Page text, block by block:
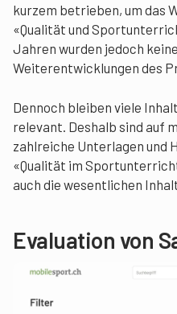
kurzem betrieben, um das
«Qualität und
Jahren wurden jedoch
Weiterentwicklungen des
Dennoch bleiben viele
relevant. Deshalb sind auf
zahlreiche Unterlagen und
«Qualität im
auch die wesentlichen
Evaluation von